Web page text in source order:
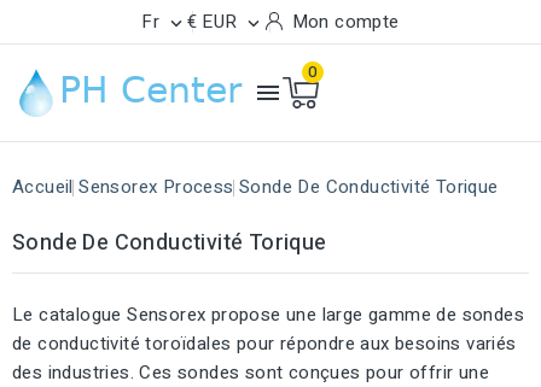
Fr  € EUR  Mon compte

0
Accueil Sensorex Process Sonde De Conductivité Torique
Sonde De Conductivité Torique
Le catalogue Sensorex propose une large gamme de sondes
de conductivité toroïdales pour répondre aux besoins variés
des industries. Ces sondes sont conçues pour offrir une